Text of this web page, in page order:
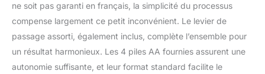
verrouiller la porte –
activez le reverrouillage
automatique pour vous
assurer que la porte se
verrouille toujours
derrière vous.
ne soit pas garanti en français, la simplicité du processus
compense largement ce petit inconvénient. Le levier de
passage assorti, également inclus, complète l’ensemble pour
un résultat harmonieux. Les 4 piles AA fournies assurent une
autonomie suffisante, et leur format standard facilite le